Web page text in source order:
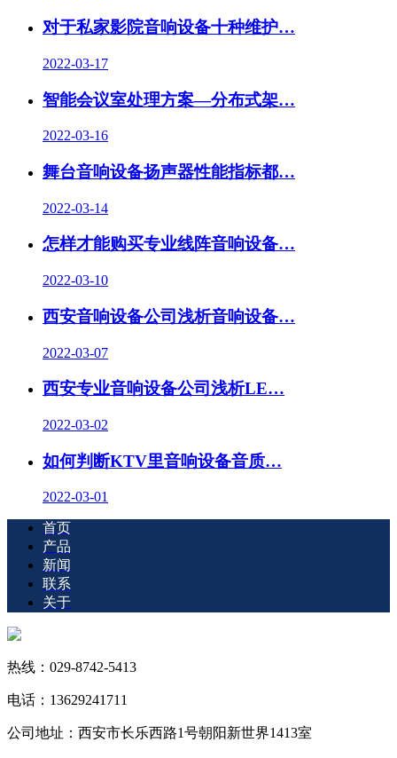
对于私家影院音响设备十种维护…
2022-03-17
智能会议室处理方案—分布式架…
2022-03-16
舞台音响设备扬声器性能指标都…
2022-03-14
怎样才能购买专业线阵音响设备…
2022-03-10
西安音响设备公司浅析音响设备…
2022-03-07
西安专业音响设备公司浅析LE…
2022-03-02
如何判断KTV里音响设备音质…
2022-03-01
首页
产品
新闻
联系
关于
热线：029-8742-5413
电话：13629241711
公司地址：西安市长乐西路1号朝阳新世界1413室